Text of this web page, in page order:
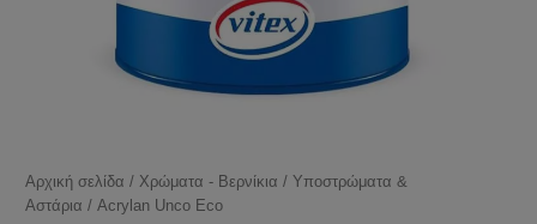
Αρχική σελίδα / Χρώματα - Βερνίκια /Υποστρώματα &
Αστάρια / Acrylan Unco Eco